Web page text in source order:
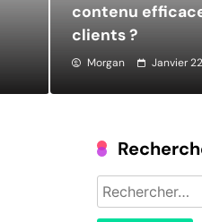
Installer
domicile :
contenu
clients ?
Morgan Janvier
Rechercher :